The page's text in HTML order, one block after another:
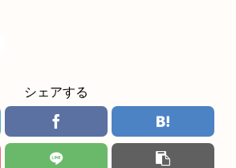
シェアする